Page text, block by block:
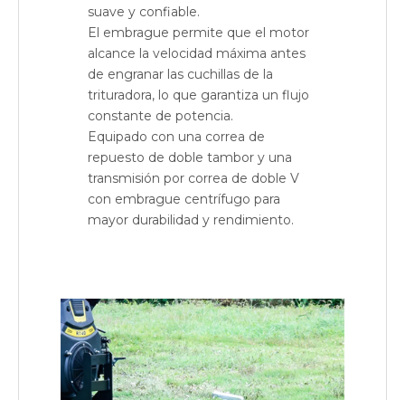
suave y confiable.
El embrague permite que el motor
alcance la velocidad máxima antes
de engranar las cuchillas de la
trituradora, lo que garantiza un flujo
constante de potencia.
Equipado con una correa de
repuesto de doble tambor y una
transmisión por correa de doble V
con embrague centrífugo para
mayor durabilidad y rendimiento.